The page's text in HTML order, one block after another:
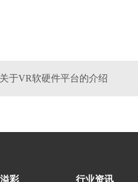
于VR软硬件平台的介绍
彩 行业资讯